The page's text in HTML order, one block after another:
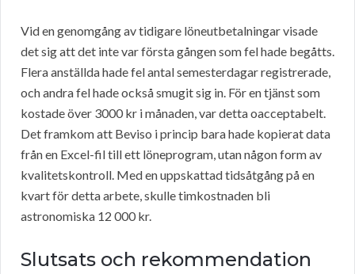
Vid en genomgång av tidigare löneutbetalningar visade
det sig att det inte var första gången som fel hade begåtts.
Flera anställda hade fel antal semesterdagar registrerade,
och andra fel hade också smugit sig in. För en tjänst som
kostade över 3000 kr i månaden, var detta oacceptabelt.
Det framkom att Beviso i princip bara hade kopierat data
från en Excel-fil till ett löneprogram, utan någon form av
kvalitetskontroll. Med en uppskattad tidsåtgång på en
kvart för detta arbete, skulle timkostnaden bli
astronomiska 12 000 kr.
Slutsats och rekommendation